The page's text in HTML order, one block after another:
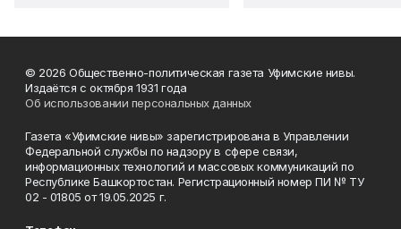
© 2026 Общественно-политическая газета Уфимские нивы.
Издаётся с октября 1931 года
Об использовании персональных данных
Газета «Уфимские нивы» зарегистрирована в Управлении
Федеральной службы по надзору в сфере связи,
информационных технологий и массовых коммуникаций по
Республике Башкортостан. Регистрационный номер ПИ № ТУ
02 - 01805 от 19.05.2025 г.